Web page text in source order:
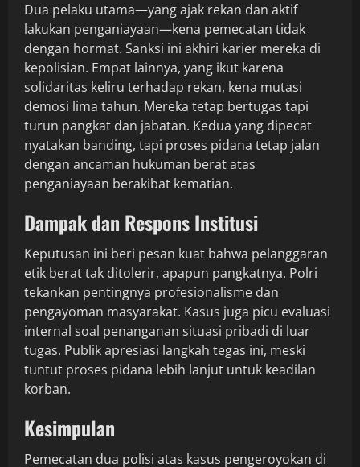
Dua pelaku utama—yang ajak rekan dan aktif
lakukan penganiayaan—kena pemecatan tidak
dengan hormat. Sanksi ini akhiri karier mereka di
kepolisian. Empat lainnya, yang ikut karena
solidaritas keliru terhadap rekan, kena mutasi
demosi lima tahun. Mereka tetap bertugas tapi
turun pangkat dan jabatan. Kedua yang dipecat
nyatakan banding, tapi proses pidana tetap jalan
dengan ancaman hukuman berat atas
penganiayaan berakibat kematian.
Dampak dan Respons Institusi
Keputusan ini beri pesan kuat bahwa pelanggaran
etik berat tak ditolerir, apapun pangkatnya. Polri
tekankan pentingnya profesionalisme dan
pengayoman masyarakat. Kasus juga picu evaluasi
internal soal penanganan situasi pribadi di luar
tugas. Publik apresiasi langkah tegas ini, meski
tuntut proses pidana lebih lanjut untuk keadilan
korban.
Kesimpulan
Pemecatan dua polisi atas kasus pengeroyokan di